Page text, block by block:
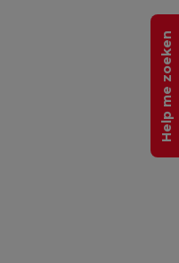
Help me zoeken